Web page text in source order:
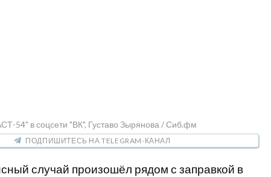
54" в соцсети "ВК", Густаво Зырянова / Сиб.фм
ПОДПИШИТЕСЬ НА TELEGRAM-КАНАЛ
случай произошёл рядом с заправкой в